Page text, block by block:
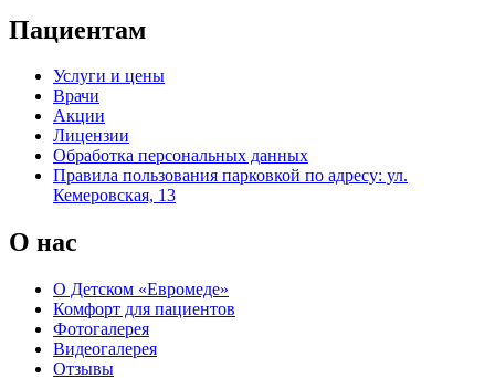
Пациентам
Услуги и цены
Врачи
Акции
Лицензии
Обработка персональных данных
Правила пользования парковкой по адресу: ул.
Кемеровская, 13
О нас
О Детском «Евромеде»
Комфорт для пациентов
Фотогалерея
Видеогалерея
Отзывы